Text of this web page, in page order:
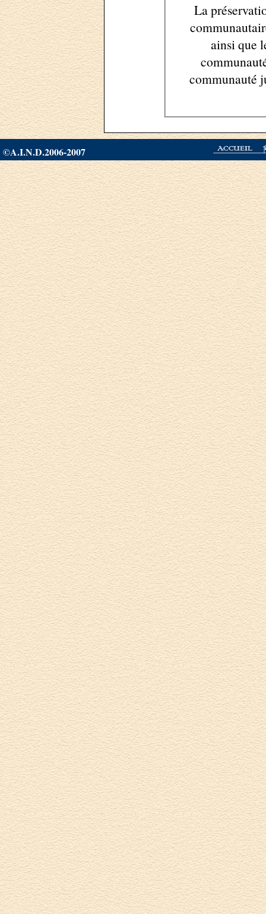
La
ainsi que les registres d’état civil et religieux de la
communauté
©A.I.N.D.2006-2007